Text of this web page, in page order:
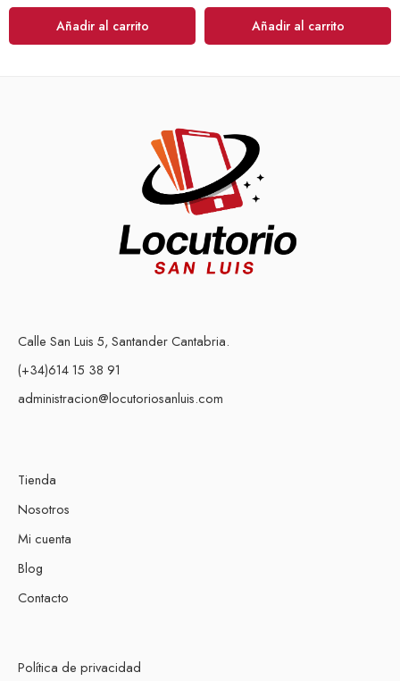
Añadir al carrito Añadir al carrito
Calle San Luis 5, Santander Cantabria.
(+34)614 15 38 91
administracion@locutoriosanluis.com
Tienda
Nosotros
Mi cuenta
Blog
Contacto
Política de privacidad